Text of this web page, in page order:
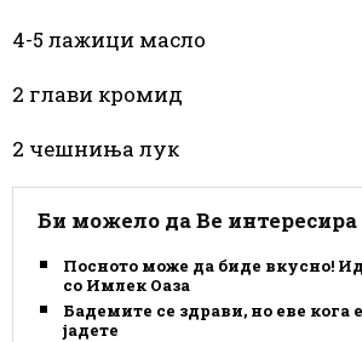
4-5 лажици масло
2 глави кромид
2 чешниња лук
Би можело да Ве интересира
Посното може да биде вкусно!
со Имлек Оаза
Бадемите се здрави, но еве кога
јадете